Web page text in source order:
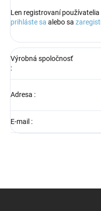
Len registrovaní
prihláste sa alebo sa
Výrobná spoločnosť
:
Adresa :
E-mail :